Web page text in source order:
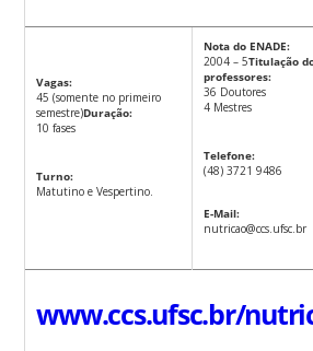
Vagas:
45 (somente no primeiro
semestre)Duração:
10 fases
Turno:
Matutino e Vespertino.
Nota do ENADE:
2004 – 5Titulação
professores:
36 Doutores
4 Mestres
Telefone:
(48) 3721 9486
E-Mail:
nutricao@ccs.ufsc.br
www.ccs.ufsc.br/